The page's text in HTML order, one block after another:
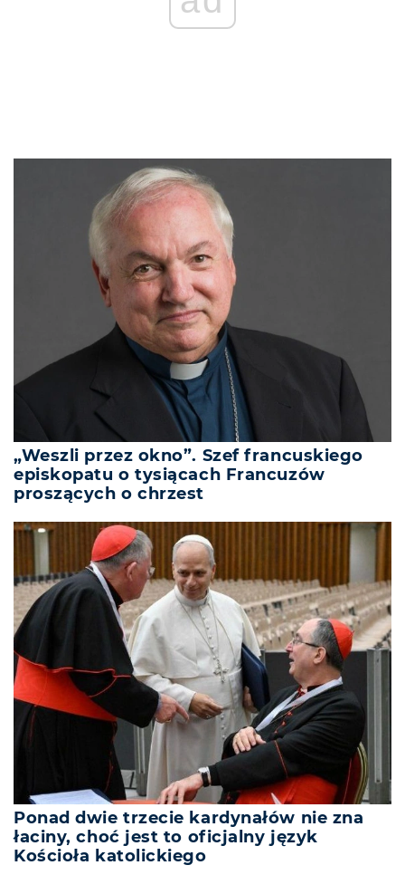
„Weszli przez okno”. Szef francuskiego
episkopatu o tysiącach Francuzów
proszących o chrzest
Ponad dwie trzecie kardynałów nie zna
łaciny, choć jest to oficjalny język
Kościoła katolickiego